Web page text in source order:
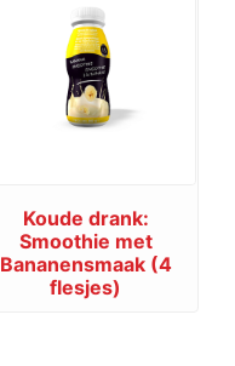
Koude drank:
Smoothie met
Bananensmaak (4
flesjes)